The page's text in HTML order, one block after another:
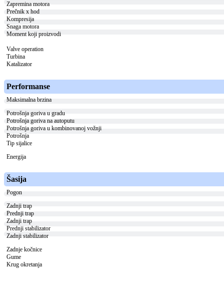
Zapremina motora
Prečnik x hod
Kompresija
Snaga motora
Moment koji proizvodi
Valve operation
Turbina
Katalizator
Performanse
Maksimalna brzina
Potrošnja goriva u gradu
Potrošnja goriva na autoputu
Potrošnja goriva u kombinovanoj vožnji
Potrošnja
Tip sijalice
Energija
Šasija
Pogon
Zadnji trap
Prednji trap
Zadnji trap
Prednji stabilizator
Zadnji stabilizator
Zadnje kočnice
Gume
Krug okretanja